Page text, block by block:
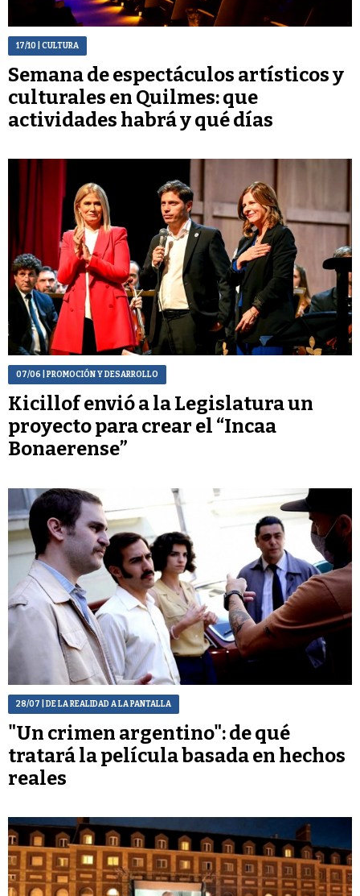
17/10 | CULTURA
Semana de espectáculos artísticos y
culturales en Quilmes: que
actividades habrá y qué días
07/06 | PROMOCIÓN Y DESARROLLO
Kicillof envió a la Legislatura un
proyecto para crear el “Incaa
Bonaerense”
28/07 | DE LA REALIDAD A LA PANTALLA
"Un crimen argentino": de qué
tratará la película basada en hechos
reales